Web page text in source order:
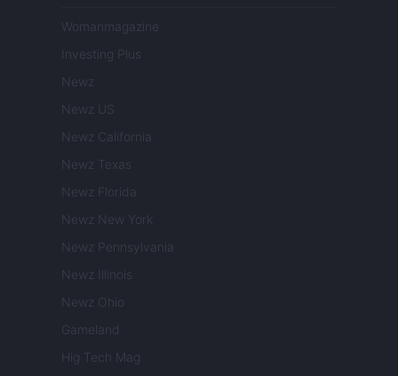
Womanmagazine
Investing Plus
Newz
Newz US
Newz California
Newz Texas
Newz Florida
Newz New York
Newz Pennsylvania
Newz Illinois
Newz Ohio
Gameland
Hig Tech Mag